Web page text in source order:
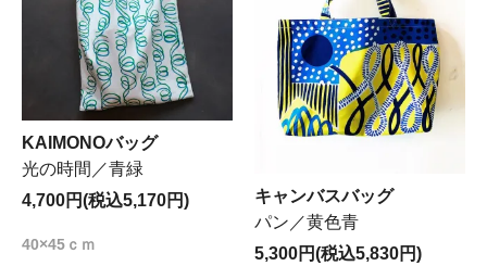
KAIMONOバッグ
光の時間／青緑
4,700円(税込5,170円)
40×45ｃｍ
キャンバスバッグ
パン／黄色青
5,300円(税込5,830円)